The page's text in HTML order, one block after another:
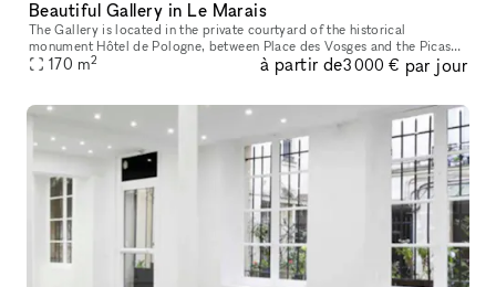
Beautiful Gallery in Le Marais
The Gallery is located in the private courtyard of the historical
monument Hôtel de Pologne, between Place des Vosges and the Picasso
Museum. Facing the Perrotin Gallery within Hotel Vefour, the 170m
170 m2 à partir de3 000 € par jour